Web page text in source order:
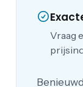
Vraag